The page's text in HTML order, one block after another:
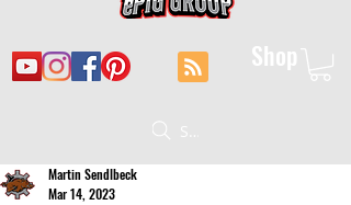
Shop
Suche
Martin Sendlbeck
Mar 14, 2023